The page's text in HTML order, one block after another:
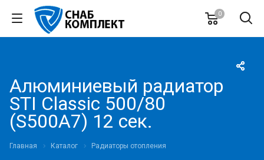
0
Алюминиевый радиатор
STI Classic 500/80
(S500A7) 12 сек.
Главная Каталог Радиаторы отопления